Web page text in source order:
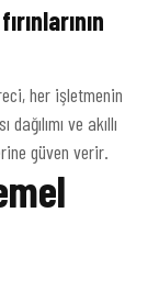
her işletmenin
ve akıllı
güven verir.